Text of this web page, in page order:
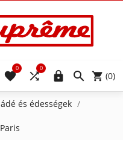
 (0)


0

0
és édességek